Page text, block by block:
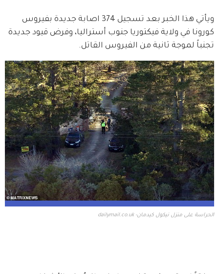
ويأتي هذا الخبر بعد تسجيل 374 اصابة جديدة بفيروس
كورونا في ولاية فيكتوريا جنوب أستراليا، وفرض قيود جديدة
تجنباً لموجة ثانية من الفيروس القاتل.
الحراسة على منزل نيكول كيدمان- dailymail.co.uk